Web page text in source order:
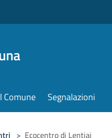
Comune Segnalazioni
> Ecocentro di Lentiai